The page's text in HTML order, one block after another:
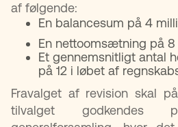
af følgende:
En balancesum på 4
En nettoomsætning på 8
Et gennemsnitligt antal
på 12 i løbet af
Fravalget af revision skal
tilvalget